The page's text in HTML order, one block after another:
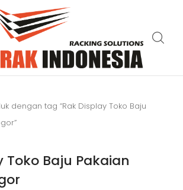
dengan tag “Rak Display Toko Baju
Toko Baju Pakaian